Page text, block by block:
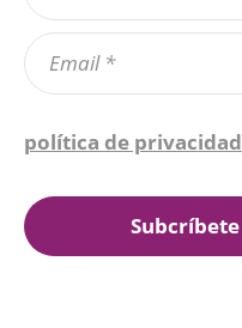
política de privacidad